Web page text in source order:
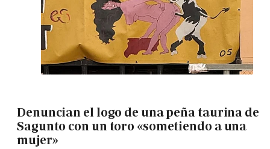
Denuncian el logo de una peña taurina de
Sagunto con un toro «sometiendo a una
mujer»